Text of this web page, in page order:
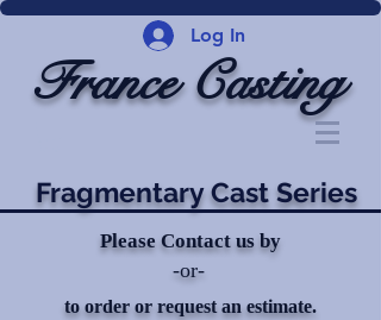
Log In
France Casting
Fragmentary Cast Series
Please Contact us by
-or-
to order or request an estimate.